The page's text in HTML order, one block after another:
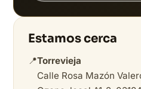
Estamos cerca
📍Torrevieja
Calle Rosa Mazón